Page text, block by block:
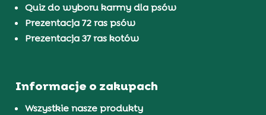
Quiz do wyboru karmy dla psów
Prezentacja 72 ras psów
Prezentacja 37 ras kotów
Informacje o zakupach
Wszystkie nasze produkty